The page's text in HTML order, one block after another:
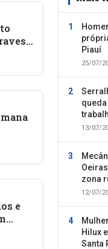
e
Piauí
25/07/
13/07/
zona
12/07/
Hilux
Santa